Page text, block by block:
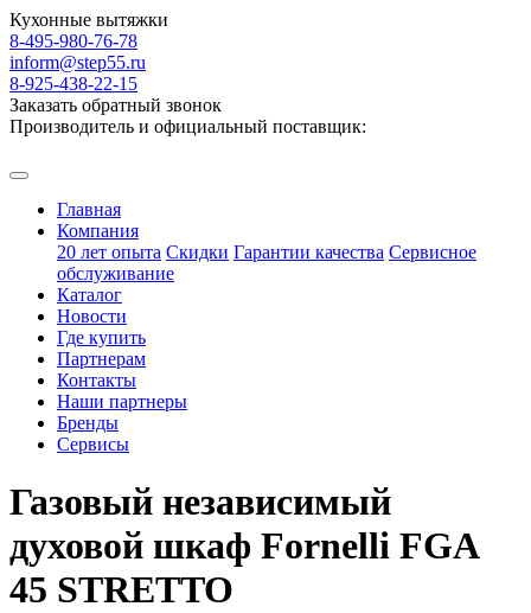
Кухонные вытяжки
8-495-980-76-78
inform@step55.ru
8-925-438-22-15
Заказать обратный звонок
Производитель и официальный поставщик:
Главная
Компания
20 лет опыта Скидки Гарантии качества Сервисное
обслуживание
Каталог
Новости
Где купить
Партнерам
Контакты
Наши партнеры
Бренды
Сервисы
Газовый независимый
духовой шкаф Fornelli FGA
45 STRETTO